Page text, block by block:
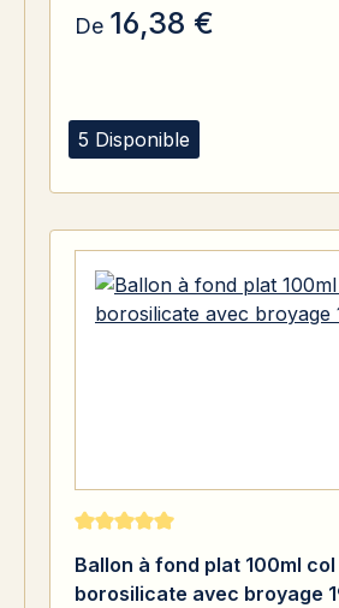
5 Disponible
De 16,38 €
Note moyenne de 5 sur 5
Ballon à fond plat 100ml
borosilicate avec broyage